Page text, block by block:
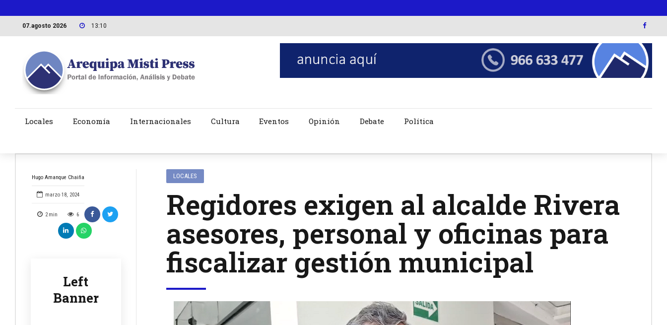
07.agosto 2026 13:10
Locales Economía Internacionales Cultura Eventos Opinión Debate Política
Hugo Amanque Chaiña
marzo 18, 2024
2 min 6
Left
Banner
LOCALES
Regidores exigen al alcalde Rivera
asesores, personal y oficinas para
fiscalizar gestión municipal